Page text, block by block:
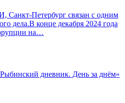
Петербург связан с одним
дела.В конце декабря 2024 года
на…
дневник. День за днём»